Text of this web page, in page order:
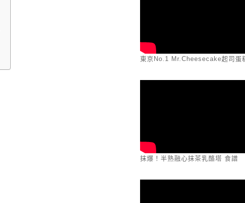
東京No.1 Mr.Cheesecake起司蛋
抹爆！半熟融心抹茶乳酪塔 食譜